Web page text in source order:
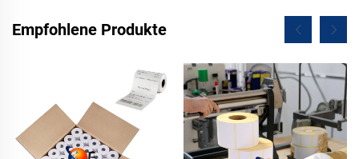
Empfohlene Produkte